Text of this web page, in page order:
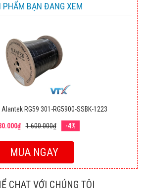
PHẨM BẠN ĐANG XEM
RG59 301-RG5900-SSBK-1223
1.600.000₫ -4%
MUA NGAY
CHAT VỚI CHÚNG TÔI